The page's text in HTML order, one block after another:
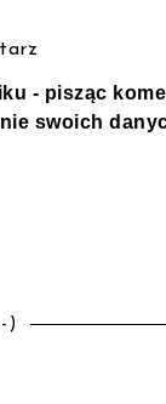
- pisząc
swoich
)